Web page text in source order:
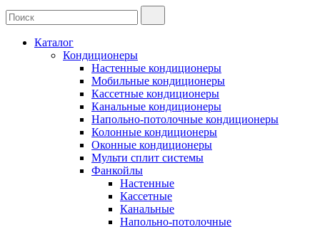
Каталог
Кондиционеры
Настенные кондиционеры
Мобильные кондиционеры
Кассетные кондиционеры
Канальные кондиционеры
Напольно-потолочные кондиционеры
Колонные кондиционеры
Оконные кондиционеры
Мульти сплит системы
Фанкойлы
Настенные
Кассетные
Канальные
Напольно-потолочные